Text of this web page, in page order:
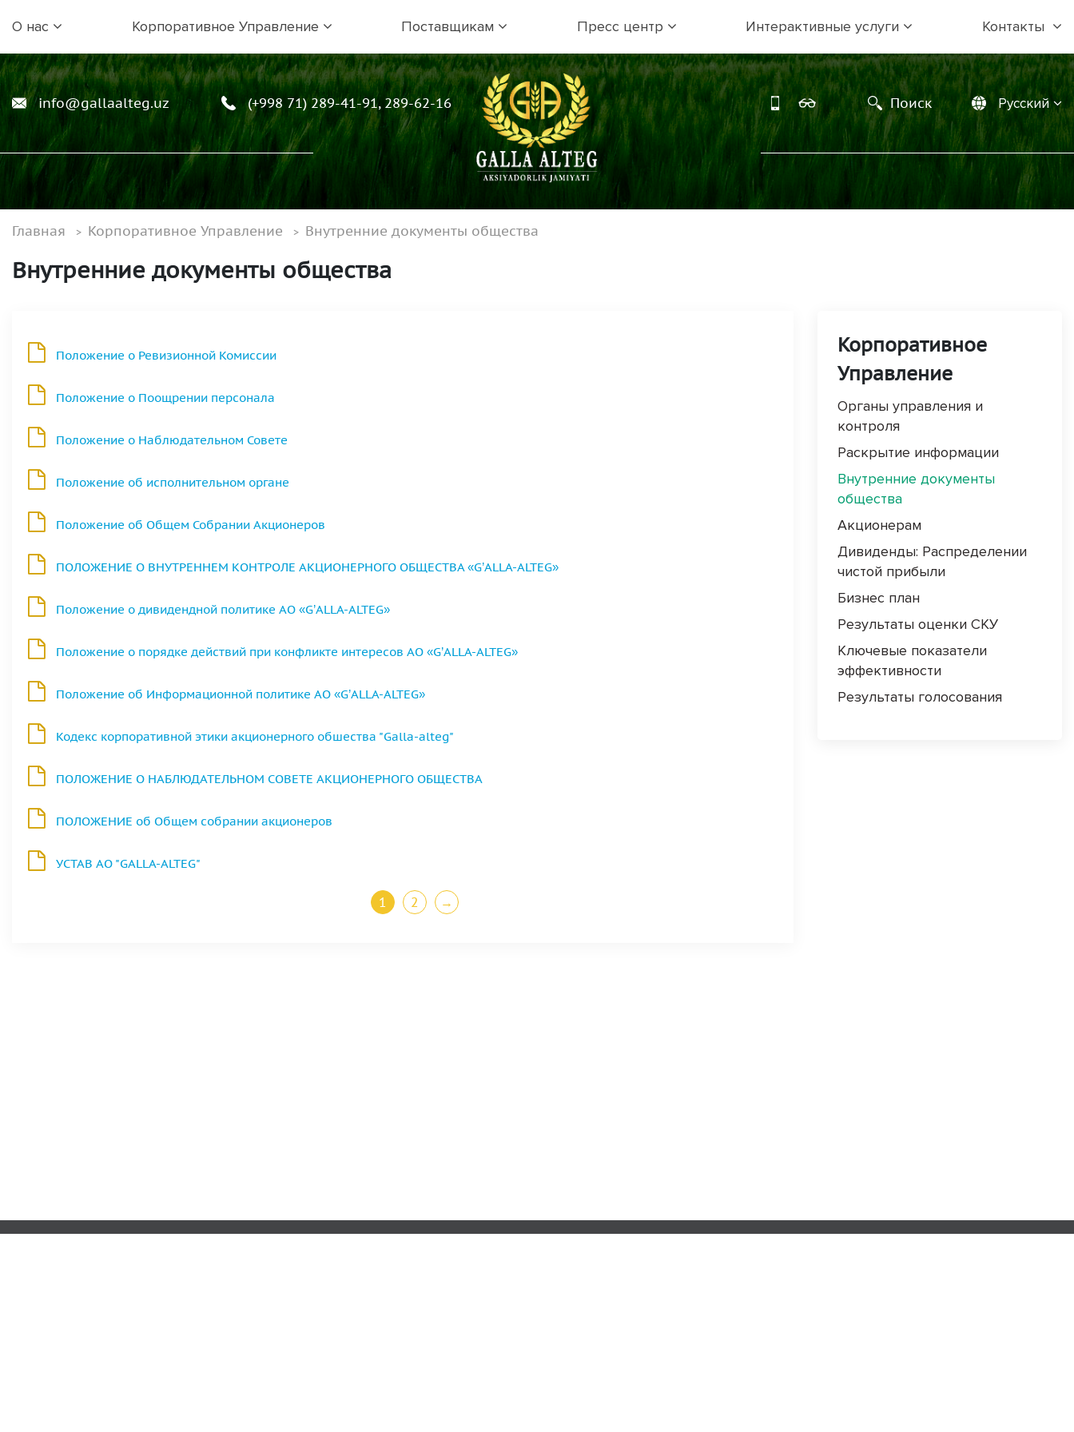
О нас Корпоративное Управление Поставщикам Пресс центр Интерактивные услуги Контакты
info@gallaalteg.uz (+998 71) 289-41-91, 289-62-16 Поиск Русский
Главная Корпоративное Управление Внутренние документы общества
Внутренние документы общества
УСТАВ АО "GALLA-ALTEG"
ПОЛОЖЕНИЕ об Общем собрании акционеров
ПОЛОЖЕНИЕ О НАБЛЮДАТЕЛЬНОМ СОВЕТЕ АКЦИОНЕРНОГО ОБЩЕСТВА
Кодекс корпоративной этики акционерного обшества "Galla-alteg"
Положение об Информационной политике АО «G’ALLA-ALTEG»
Положение о порядке действий при конфликте интересов АО «G’ALLA-ALTEG»
Положение о дивидендной политике АО «G’ALLA-ALTEG»
ПОЛОЖЕНИЕ О ВНУТРЕННЕМ КОНТРОЛЕ АКЦИОНЕРНОГО ОБЩЕСТВА «G’ALLA-ALTEG»
Положение об Общем Собрании Акционеров
Положение об исполнительном органе
Положение о Наблюдательном Совете
Положение о Поощрении персонала
Положение о Ревизионной Комиссии
1 2 →
Корпоративное
Управление
Органы управления и
контроля
Раскрытие информации
Внутренние документы
общества
Акционерам
Дивиденды: Распределении
чистой прибыли
Бизнес план
Результаты оценки СКУ
Ключевые показатели
эффективности
Результаты голосования